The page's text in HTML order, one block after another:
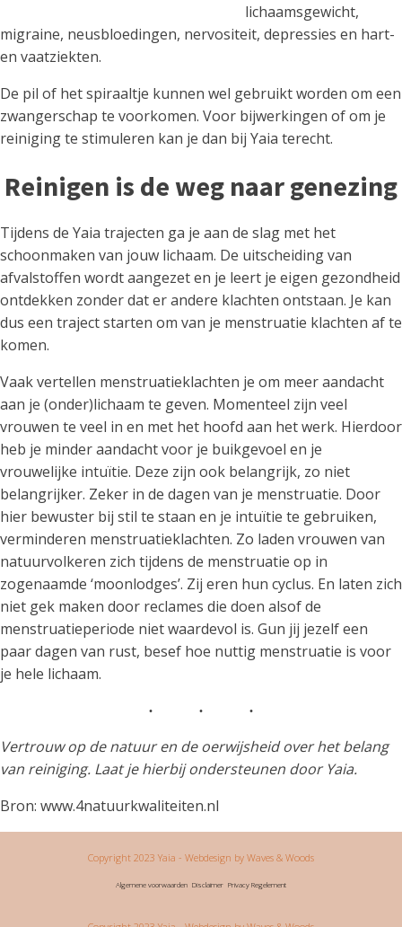
lichaamsgewicht,
migraine, neusbloedingen, nervositeit, depressies en hart-
en vaatziekten.
De pil of het spiraaltje kunnen wel gebruikt worden om een
zwangerschap te voorkomen. Voor bijwerkingen of om je
reiniging te stimuleren kan je dan bij Yaia terecht.
Reinigen is de weg naar genezing
Tijdens de Yaia trajecten ga je aan de slag met het
schoonmaken van jouw lichaam. De uitscheiding van
afvalstoffen wordt aangezet en je leert je eigen gezondheid
ontdekken zonder dat er andere klachten ontstaan. Je kan
dus een traject starten om van je menstruatie klachten af te
komen.
Vaak vertellen menstruatieklachten je om meer aandacht
aan je (onder)lichaam te geven. Momenteel zijn veel
vrouwen te veel in en met het hoofd aan het werk. Hierdoor
heb je minder aandacht voor je buikgevoel en je
vrouwelijke intuïtie. Deze zijn ook belangrijk, zo niet
belangrijker. Zeker in de dagen van je menstruatie. Door
hier bewuster bij stil te staan en je intuïtie te gebruiken,
verminderen menstruatieklachten. Zo laden vrouwen van
natuurvolkeren zich tijdens de menstruatie op in
zogenaamde ‘moonlodges’. Zij eren hun cyclus. En laten zich
niet gek maken door reclames die doen alsof de
menstruatieperiode niet waardevol is. Gun jij jezelf een
paar dagen van rust, besef hoe nuttig menstruatie is voor
je hele lichaam.
Vertrouw op de natuur en de oerwijsheid over het belang
van reiniging. Laat je hierbij ondersteunen door Yaia.
Bron: www.4natuurkwaliteiten.nl
Copyright 2023 Yaia - Webdesign by Waves & Woods
Algemene voorwaarden Disclaimer Privacy Regelement